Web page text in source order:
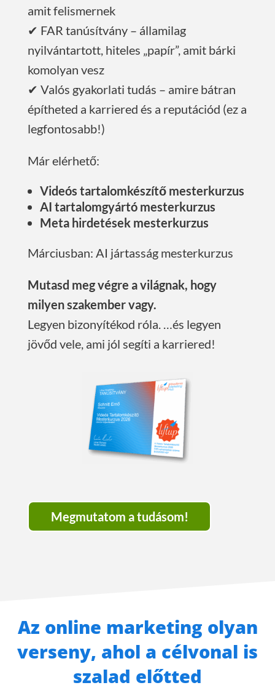
amit felismernek
✔ FAR tanúsítvány – államilag
nyilvántartott, hiteles „papír”, amit bárki
komolyan vesz
✔ Valós gyakorlati tudás – amire bátran
építheted a karriered és a reputációd (ez a
legfontosabb!)
Már elérhető:
Videós tartalomkészítő mesterkurzus
AI tartalomgyártó mesterkurzus
Meta hirdetések mesterkurzus
Márciusban: AI jártasság mesterkurzus
Mutasd meg végre a világnak, hogy
milyen szakember vagy.
Legyen bizonyítékod róla. …és legyen
jövőd vele, ami jól segíti a karriered!
Megmutatom a tudásom!
Az online marketing olyan
verseny, ahol a célvonal is
szalad előtted